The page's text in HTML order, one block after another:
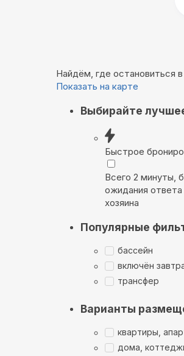
Найдём, где остановиться
Показать на карте
Выбирайте
Быстрое
Всего 2 минуты,
ожидания ответа
хозяина
Популярные
бассейн
включён
трансфер
Варианты
квартиры,
дома,